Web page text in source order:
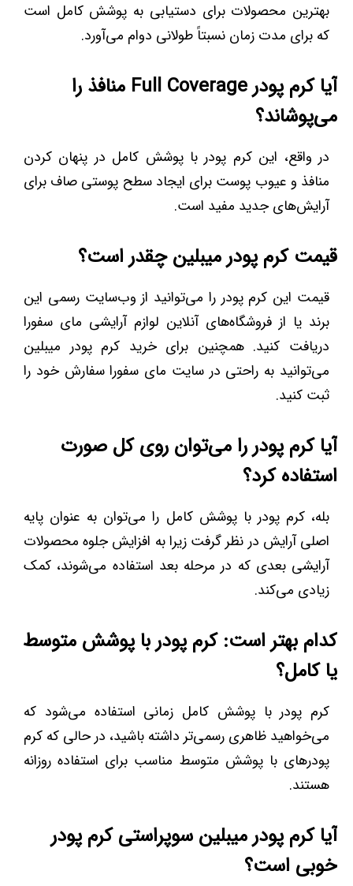
بهترین محصولات برای دستیابی به پوشش کامل است
که برای مدت زمان نسبتاً طولانی دوام می‌آورد.
آیا کرم پودر Full Coverage منافذ را
می‌پوشاند؟
در واقع، این کرم پودر با پوشش کامل در پنهان کردن
منافذ و عیوب پوست برای ایجاد سطح پوستی صاف برای
آرایش‌های جدید مفید است.
قیمت کرم پودر میبلین چقدر است؟
قیمت این کرم پودر را می‌توانید از وب‌سایت رسمی این
برند یا از فروشگاه‌های آنلاین لوازم آرایشی مای سفورا
دریافت کنید. همچنین برای خرید کرم پودر میبلین
می‌توانید به راحتی در سایت مای سفورا سفارش خود را
ثبت کنید.
آیا کرم پودر را می‌توان روی کل صورت
استفاده کرد؟
بله، کرم پودر با پوشش کامل را می‌توان به عنوان پایه
اصلی آرایش در نظر گرفت زیرا به افزایش جلوه محصولات
آرایشی بعدی که در مرحله بعد استفاده می‌شوند، کمک
زیادی می‌کند.
کدام بهتر است: کرم پودر با پوشش متوسط
یا کامل؟
کرم پودر با پوشش کامل زمانی استفاده می‌شود که
می‌خواهید ظاهری رسمی‌تر داشته باشید، در حالی که کرم
پودرهای با پوشش متوسط مناسب برای استفاده روزانه
هستند.
آیا کرم پودر میبلین سوپراستی کرم پودر
خوبی است؟